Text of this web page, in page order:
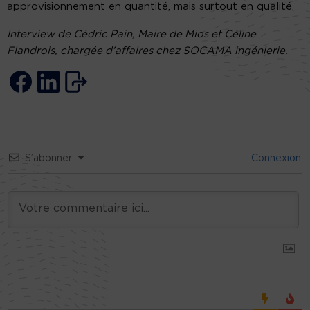
approvisionnement en quantité, mais surtout en qualité.
Interview de Cédric Pain, Maire de Mios et Céline
Flandrois, chargée d’affaires chez SOCAMA ingénierie.
S’abonner Connexion